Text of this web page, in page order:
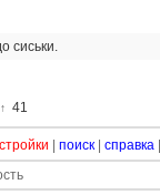
сиськи.
↑ 41
поиск справка